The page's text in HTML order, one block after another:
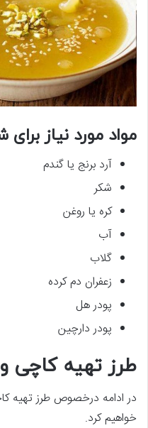
مواد مورد نیاز
آرد برنج یا گندم
شکر 3/4 پیمانه
کره یا روغن 100 گرم
آب 4 لیوان
گلاب 1/2 لیوان
زعفران دم کرده به
پودر هل یک
پودر دارچین
طرز تهیه کاچی
در ادامه درخصوص طرز
خواهیم کرد.